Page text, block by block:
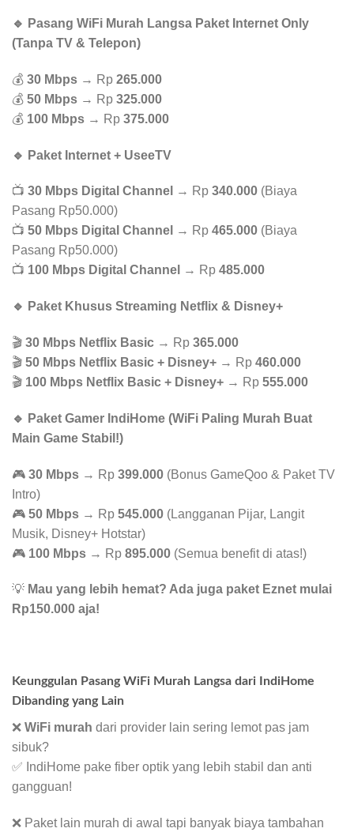
🔹 Pasang WiFi Murah Langsa Paket Internet Only
(Tanpa TV & Telepon)
💰 30 Mbps → Rp 265.000
💰 50 Mbps → Rp 325.000
💰 100 Mbps → Rp 375.000
🔹 Paket Internet + UseeTV
📺 30 Mbps Digital Channel → Rp 340.000 (Biaya
Pasang Rp50.000)
📺 50 Mbps Digital Channel → Rp 465.000 (Biaya
Pasang Rp50.000)
📺 100 Mbps Digital Channel → Rp 485.000
🔹 Paket Khusus Streaming Netflix & Disney+
🎬 30 Mbps Netflix Basic → Rp 365.000
🎬 50 Mbps Netflix Basic + Disney+ → Rp 460.000
🎬 100 Mbps Netflix Basic + Disney+ → Rp 555.000
🔹 Paket Gamer IndiHome (WiFi Paling Murah Buat
Main Game Stabil!)
🎮 30 Mbps → Rp 399.000 (Bonus GameQoo & Paket TV
Intro)
🎮 50 Mbps → Rp 545.000 (Langganan Pijar, Langit
Musik, Disney+ Hotstar)
🎮 100 Mbps → Rp 895.000 (Semua benefit di atas!)
💡 Mau yang lebih hemat? Ada juga paket Eznet mulai
Rp150.000 aja!
Keunggulan Pasang WiFi Murah Langsa dari IndiHome
Dibanding yang Lain
❌ WiFi murah dari provider lain sering lemot pas jam
sibuk?
✅ IndiHome pake fiber optik yang lebih stabil dan anti
gangguan!
❌ Paket lain murah di awal tapi banyak biaya tambahan